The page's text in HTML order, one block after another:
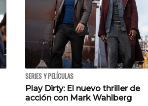
SERIES Y PELÍCULAS
Play Dirty: El nuevo thriller de
acción con Mark Wahlberg